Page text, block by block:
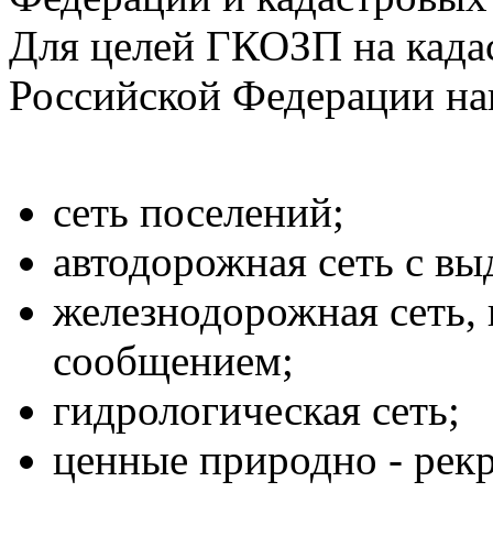
Для целей ГКОЗП на
Российской Федерации
сеть поселений;
автодорожная сеть с
железнодорожная
сообщением;
гидрологическая сеть;
ценные природно -